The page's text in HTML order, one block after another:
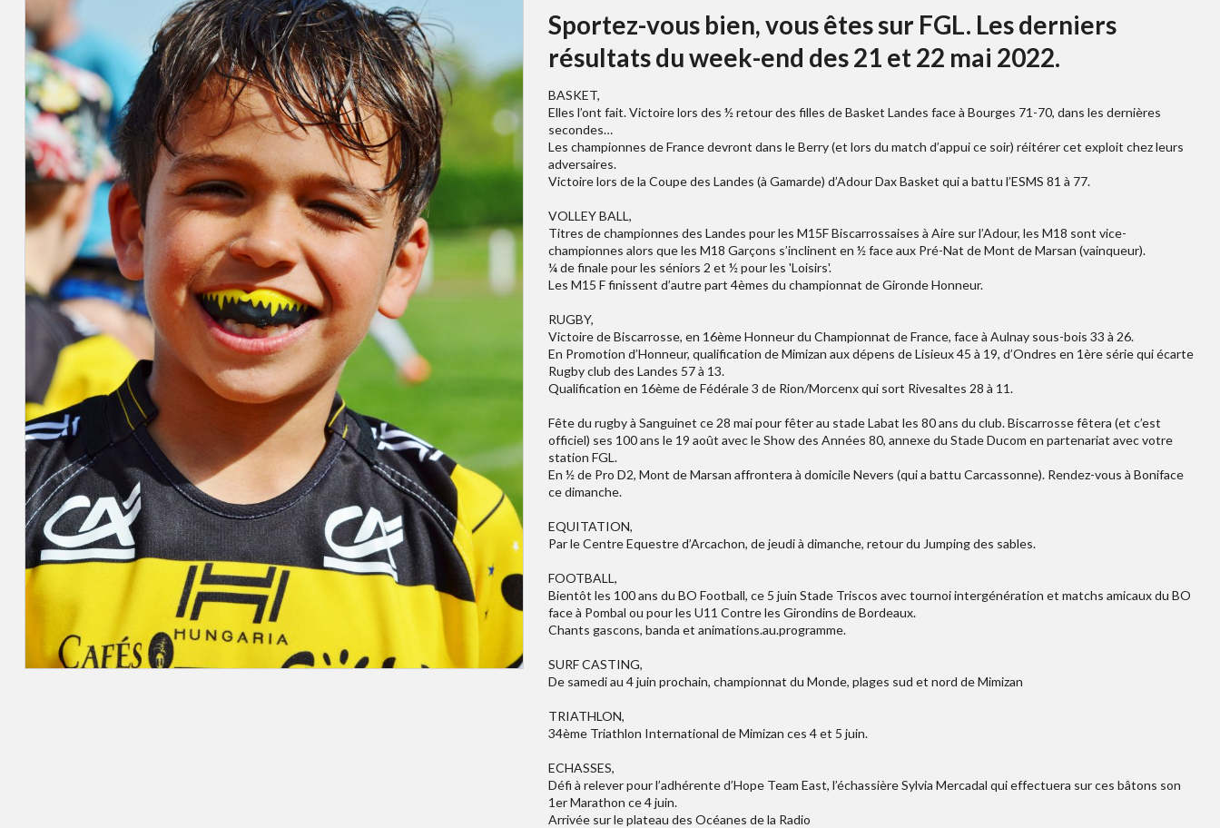
Sportez-vous bien, vous êtes sur FGL. Les derniers
résultats du week-end des 21 et 22 mai 2022.
BASKET,
Elles l’ont fait. Victoire lors des ½ retour des filles de Basket Landes face à Bourges 71-70, dans les dernières
secondes…
Les championnes de France devront dans le Berry (et lors du match d’appui ce soir) réitérer cet exploit chez leurs
adversaires.
Victoire lors de la Coupe des Landes (à Gamarde) d’Adour Dax Basket qui a battu l’ESMS 81 à 77.
VOLLEY BALL,
Titres de championnes des Landes pour les M15F Biscarrossaises à Aire sur l’Adour, les M18 sont vice-
championnes alors que les M18 Garçons s’inclinent en ½ face aux Pré-Nat de Mont de Marsan (vainqueur).
¼ de finale pour les séniors 2 et ½ pour les 'Loisirs'.
Les M15 F finissent d’autre part 4èmes du championnat de Gironde Honneur.
RUGBY,
Victoire de Biscarrosse, en 16ème Honneur du Championnat de France, face à Aulnay sous-bois 33 à 26.
En Promotion d’Honneur, qualification de Mimizan aux dépens de Lisieux 45 à 19, d’Ondres en 1ère série qui écarte
Rugby club des Landes 57 à 13.
Qualification en 16ème de Fédérale 3 de Rion/Morcenx qui sort Rivesaltes 28 à 11.
Fête du rugby à Sanguinet ce 28 mai pour fêter au stade Labat les 80 ans du club. Biscarrosse fêtera (et c’est
officiel) ses 100 ans le 19 août avec le Show des Années 80, annexe du Stade Ducom en partenariat avec votre
station FGL.
En ½ de Pro D2, Mont de Marsan affrontera à domicile Nevers (qui a battu Carcassonne). Rendez-vous à Boniface
ce dimanche.
EQUITATION,
Par le Centre Equestre d’Arcachon, de jeudi à dimanche, retour du Jumping des sables.
FOOTBALL,
Bientôt les 100 ans du BO Football, ce 5 juin Stade Triscos avec tournoi intergénération et matchs amicaux du BO
face à Pombal ou pour les U11 Contre les Girondins de Bordeaux.
Chants gascons, banda et animations.au.programme.
SURF CASTING,
De samedi au 4 juin prochain, championnat du Monde, plages sud et nord de Mimizan
TRIATHLON,
34ème Triathlon International de Mimizan ces 4 et 5 juin.
ECHASSES,
Défi à relever pour l’adhérente d’Hope Team East, l’échassière Sylvia Mercadal qui effectuera sur ces bâtons son
1er Marathon ce 4 juin.
Arrivée sur le plateau des Océanes de la Radio